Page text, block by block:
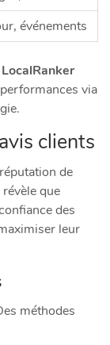
événements
LocalRanker
via
clients
de
que
des
leur
méthodes